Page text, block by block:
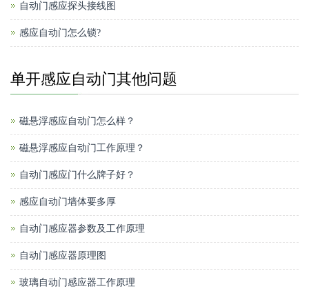
自动门感应探头接线图
感应自动门怎么锁?
单开感应自动门其他问题
磁悬浮感应自动门怎么样？
磁悬浮感应自动门工作原理？
自动门感应门什么牌子好？
感应自动门墙体要多厚
自动门感应器参数及工作原理
自动门感应器原理图
玻璃自动门感应器工作原理